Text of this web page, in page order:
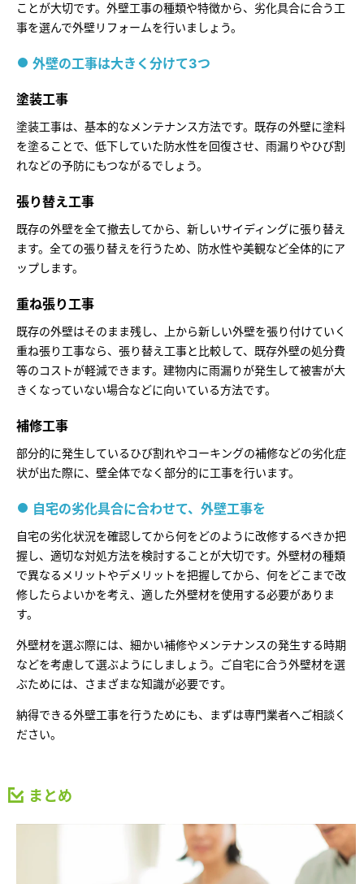
ことが大切です。外壁工事の種類や特徴から、劣化具合に合う工
事を選んで外壁リフォームを行いましょう。
外壁の工事は大きく分けて3つ
塗装工事
塗装工事は、基本的なメンテナンス方法です。既存の外壁に塗料
を塗ることで、低下していた防水性を回復させ、雨漏りやひび割
れなどの予防にもつながるでしょう。
張り替え工事
既存の外壁を全て撤去してから、新しいサイディングに張り替え
ます。全ての張り替えを行うため、防水性や美観など全体的にア
ップします。
重ね張り工事
既存の外壁はそのまま残し、上から新しい外壁を張り付けていく
重ね張り工事なら、張り替え工事と比較して、既存外壁の処分費
等のコストが軽減できます。建物内に雨漏りが発生して被害が大
きくなっていない場合などに向いている方法です。
補修工事
部分的に発生しているひび割れやコーキングの補修などの劣化症
状が出た際に、壁全体でなく部分的に工事を行います。
自宅の劣化具合に合わせて、外壁工事を
自宅の劣化状況を確認してから何をどのように改修するべきか把
握し、適切な対処方法を検討することが大切です。外壁材の種類
で異なるメリットやデメリットを把握してから、何をどこまで改
修したらよいかを考え、適した外壁材を使用する必要がありま
す。
外壁材を選ぶ際には、細かい補修やメンテナンスの発生する時期
などを考慮して選ぶようにしましょう。ご自宅に合う外壁材を選
ぶためには、さまざまな知識が必要です。
納得できる外壁工事を行うためにも、まずは専門業者へご相談く
ださい。
まとめ